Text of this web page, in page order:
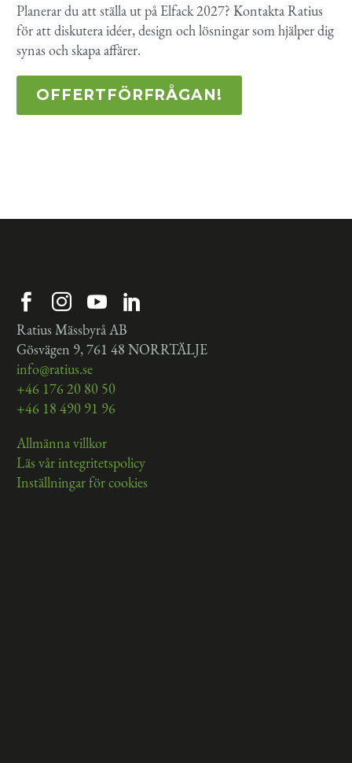
Planerar du att ställa ut på Elfack 2027? Kontakta Ratius
för att diskutera idéer, design och lösningar som hjälper dig
synas och skapa affärer.
OFFERTFÖRFRÅGAN!
Ratius Mässbyrå AB
Gösvägen 9, 761 48 NORRTÄLJE
info@ratius.se
+46 176 20 80 50
+46 18 490 91 96
Allmänna villkor
Läs vår integritetspolicy
Inställningar för cookies